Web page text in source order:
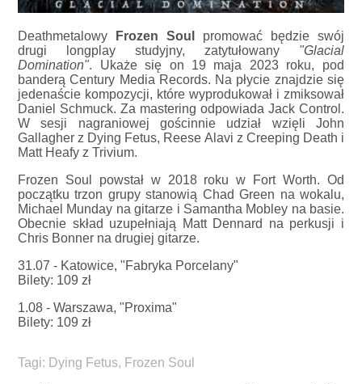
Deathmetalowy Frozen Soul
promować będzie swój
drugi longplay studyjny, zatytułowany "Glacial
Domination". Ukaże się on 19 maja 2023 roku, pod
banderą Century Media Records. Na płycie znajdzie się
jedenaście kompozycji, które wyprodukował i zmiksował
Daniel Schmuck. Za mastering odpowiada Jack Control.
W sesji nagraniowej gościnnie udział wzięli John
Gallagher z Dying Fetus, Reese Alavi z Creeping Death i
Matt Heafy z Trivium.
Frozen Soul powstał w 2018 roku w Fort Worth. Od
początku trzon grupy stanowią Chad Green na wokalu,
Michael Munday na gitarze i Samantha Mobley na basie.
Obecnie skład uzupełniają Matt Dennard na perkusji i
Chris Bonner na drugiej gitarze.
31.07 - Katowice, "Fabryka Porcelany"
Bilety: 109 zł
1.08 - Warszawa, "Proxima"
Bilety: 109 zł
Tagi: Dying Fetus, Frozen Soul